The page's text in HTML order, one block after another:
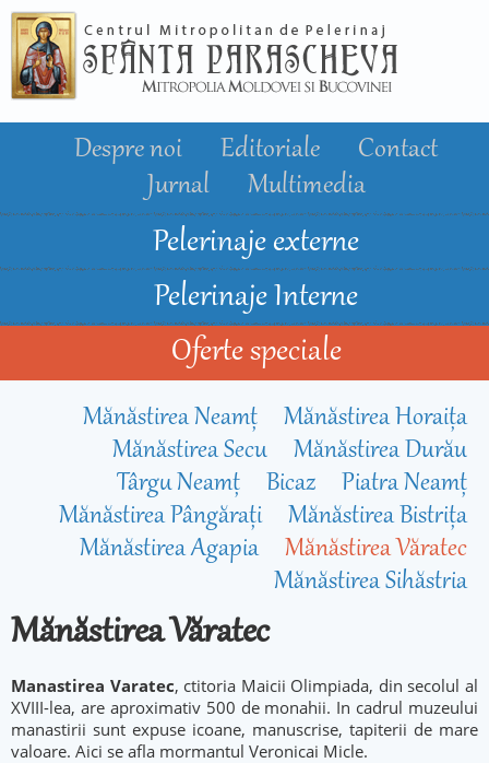
conţinutul
principal
Despre noi Editoriale
Contact
Jurnal
Multimedia
Pelerinaje externe
Pelerinaje Interne
Oferte speciale
Mănăstirea Neamţ
Mănăstirea Horaiţa
Mănăstirea Secu
Mănăstirea Durău
Târgu Neamț
Bicaz
Piatra Neamț
Mănăstirea Pângărați
Mănăstirea Bistrița
Mănăstirea Agapia
Mănăstirea Văratec
Mănăstirea Sihăstria
Mănăstirea Văratec
Manastirea Varatec, ctitoria Maicii Olimpiada, din secolul al
XVIII-lea, are aproximativ 500 de monahii. In cadrul muzeului
manastirii sunt expuse icoane, manuscrise, tapiterii de mare
valoare. Aici se afla mormantul Veronicai Micle.